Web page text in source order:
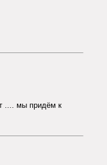
.... мы придём к